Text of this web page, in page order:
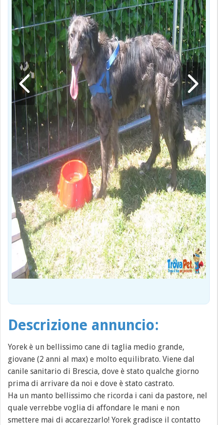
Descrizione annuncio:
Yorek è un bellissimo cane di taglia medio grande,
giovane (2 anni al max) e molto equilibrato. Viene dal
canile sanitario di Brescia, dove è stato qualche giorno
prima di arrivare da noi e dove è stato castrato.
Ha un manto bellissimo che ricorda i cani da pastore, nel
quale verrebbe voglia di affondare le mani e non
smettere mai di accarezzarlo! Yorek gradisce il contatto